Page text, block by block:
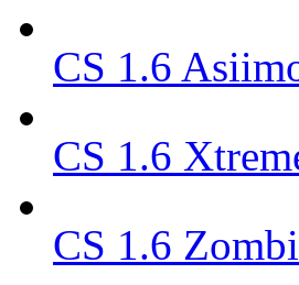
CS 1.6
CS 1.6
CS 1.6